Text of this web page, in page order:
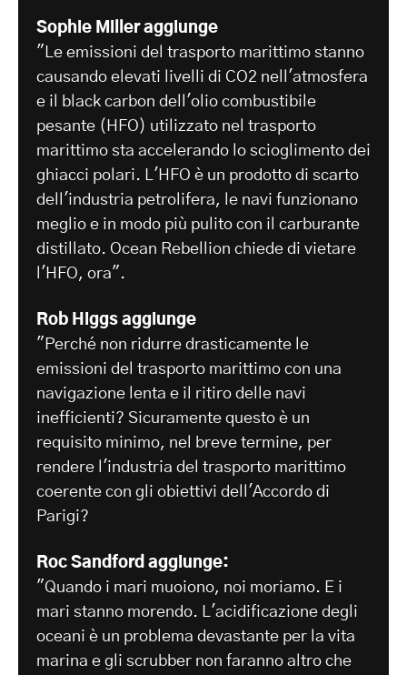
Sophie Miller aggiunge
"Le emissioni del trasporto marittimo stanno
causando elevati livelli di CO2 nell'atmosfera
e il black carbon dell'olio combustibile
pesante (HFO) utilizzato nel trasporto
marittimo sta accelerando lo scioglimento dei
ghiacci polari. L'HFO è un prodotto di scarto
dell'industria petrolifera, le navi funzionano
meglio e in modo più pulito con il carburante
distillato. Ocean Rebellion chiede di vietare
l'HFO, ora".
Rob Higgs aggiunge
"Perché non ridurre drasticamente le
emissioni del trasporto marittimo con una
navigazione lenta e il ritiro delle navi
inefficienti? Sicuramente questo è un
requisito minimo, nel breve termine, per
rendere l'industria del trasporto marittimo
coerente con gli obiettivi dell'Accordo di
Parigi?
Roc Sandford aggiunge:
"Quando i mari muoiono, noi moriamo. E i
mari stanno morendo. L'acidificazione degli
oceani è un problema devastante per la vita
marina e gli scrubber non faranno altro che